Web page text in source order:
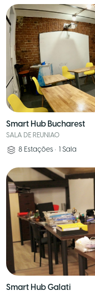
Smart Hub Bucharest
SALA DE REUNIAO
8 Estações • 1 Sala
Smart Hub Galati